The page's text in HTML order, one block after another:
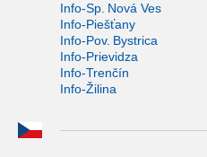
Info-Sp. Nová Ves
Info-Piešťany
Info-Pov. Bystrica
Info-Prievidza
Info-Trenčín
Info-Žilina